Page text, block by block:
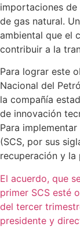
importaciones de
de gas natural.
ambiental que el
contribuir a la
Para lograr este
Nacional del
la compañía
de innovación
Para
(SCS, por sus
recuperación y la
El acuerdo, que
primer SCS esté
del tercer
presidente y